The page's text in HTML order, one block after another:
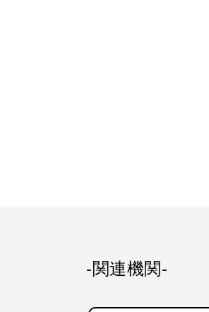
-関連機関-